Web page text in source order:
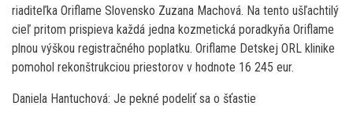
riaditeľka Oriflame Slovensko Zuzana Machová. Na tento ušľachtilý
cieľ pritom prispieva každá jedna kozmetická poradkyňa Oriflame
plnou výškou registračného poplatku. Oriflame Detskej ORL klinike
pomohol rekonštrukciou priestorov v hodnote 16 245 eur.
Daniela Hantuchová: Je pekné podeliť sa o šťastie